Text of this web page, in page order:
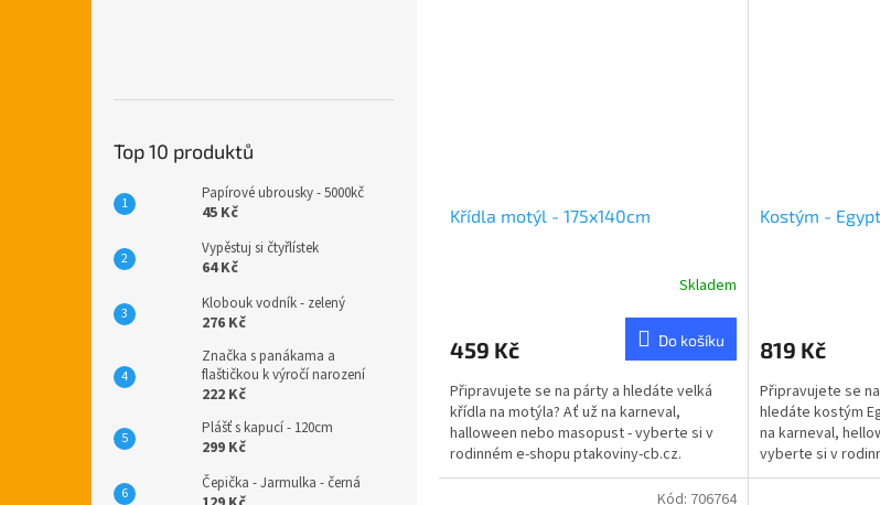
Top 10 produktů
Papírové ubrousky - 5000kč
45 Kč
Vypěstuj si čtyřlístek
64 Kč
Klobouk vodník - zelený
276 Kč
Značka s panákama a
flaštičkou k výročí narození
222 Kč
Plášť s kapucí - 120cm
299 Kč
Čepička - Jarmulka - černá
Křídla motýl - 175x140cm
Skladem
459 Kč Do košíku
Připravujete se na párty a hledáte velká
křídla na motýla? Ať už na karneval,
halloween nebo masopust - vyberte si v
rodinném e-shopu ptakoviny-cb.cz.
Doručujeme po celé České...
Kostým -
819 Kč
Připravujete se
hledáte kostým
na karneval,
vyberte si v
cb.cz.
Kód: 706764